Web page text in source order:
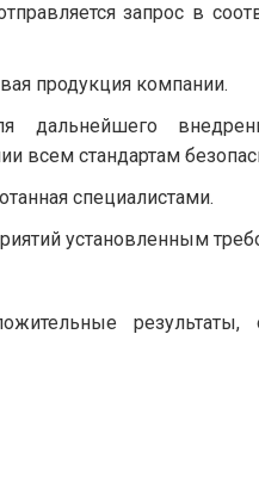
запрос в
продукция компании.
дальнейшего
всем стандартам
специалистами.
установленным
результаты,